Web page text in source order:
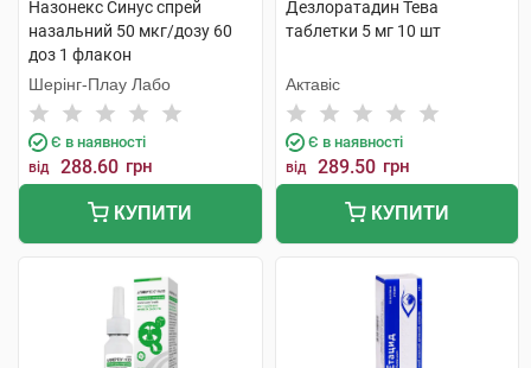
Назонекс Синус спрей
назальний 50 мкг/дозу 60
доз 1 флакон
Шерінг-Плау Лабо
Є в наявності
від 288.60 грн
КУПИТИ
Дезлоратадин Тева
таблетки 5 мг 10 шт
Актавіс
Є в наявності
від 289.50 грн
КУПИТИ